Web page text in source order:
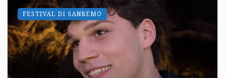
FESTIVAL DI SANREMO